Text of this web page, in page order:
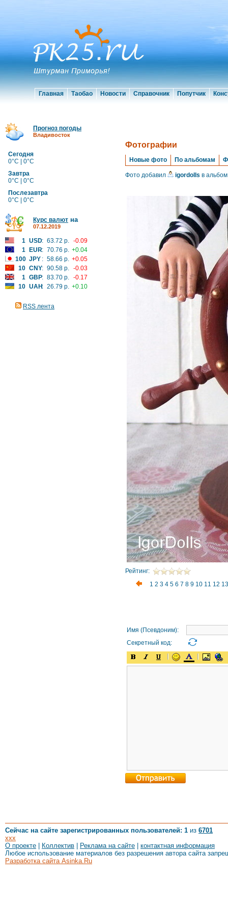
Главная Таобао Новости Справочник Попутчик
Прогноз погоды
Владивосток
Сегодня
0°C | 0°C
Завтра
0°C | 0°C
Послезавтра
0°C | 0°C
Курс валют на
07.12.2019
1 USD: 63.72 р. -0.09
1
EUR: 70.76 р. +0.04
100 JPY : 58.66 р. +0.05
10 CNY: 90.58 р. -0.03
1 GBP: 83.70 р. -0.17
10 UAH: 26.79 р. +0.10
RSS лента
Фотографии
Новые фото По альбомам
Фото добавил igordolls в
Рейтинг:
1 2 3 4 5 6 7 8 9 10 11 12 13
Имя (Псевдоним):
Секретный код:
Сейчас на сайте зарегистрированных пользователей: 1 из 6701
xxx
О проекте
Коллектив Реклама на сайте
контактная информация
Любое использование материалов без разрешения автора сайта
Разработка сайта Asinka.Ru